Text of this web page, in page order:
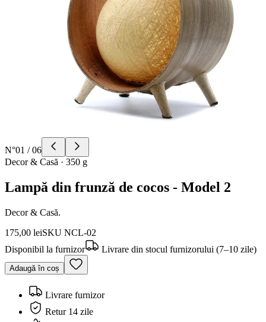
N°01 /06
Decor & Casă · 350 g
Lampă din frunză de cocos - Model 2
Decor & Casă.
175,00 leiSKU NCL-02
Disponibil la furnizor
Livrare din stocul furnizorului (7–10 zile)
Adaugă în coș
Livrare furnizor
Retur 14 zile